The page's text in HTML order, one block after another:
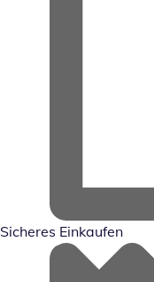
Sicheres Einkaufen